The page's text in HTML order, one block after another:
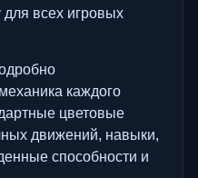
для всех игровых
каждого
цветовые
движений, навыки,
способности и